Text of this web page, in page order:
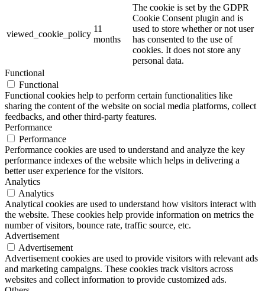
viewed_cookie_policy
11
months
The cookie is set by the GDPR
Cookie Consent plugin and is
used to store whether or not user
has consented to the use of
cookies. It does not store any
personal data.
Functional
Functional
Functional cookies help to perform certain functionalities like
sharing the content of the website on social media platforms, collect
feedbacks, and other third-party features.
Performance
Performance
Performance cookies are used to understand and analyze the key
performance indexes of the website which helps in delivering a
better user experience for the visitors.
Analytics
Analytics
Analytical cookies are used to understand how visitors interact with
the website. These cookies help provide information on metrics the
number of visitors, bounce rate, traffic source, etc.
Advertisement
Advertisement
Advertisement cookies are used to provide visitors with relevant ads
and marketing campaigns. These cookies track visitors across
websites and collect information to provide customized ads.